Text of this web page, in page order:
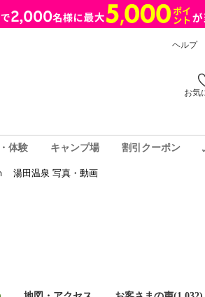
ヘルプ
お気
体験 キャンプ場 割引クーポン
湯田温泉 写真・動画